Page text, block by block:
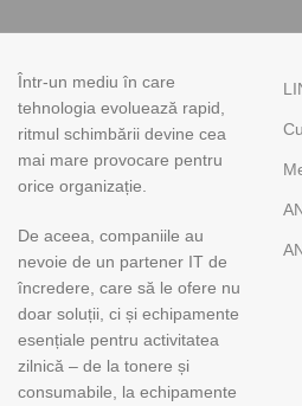
Într-un mediu în care
tehnologia evoluează rapid,
ritmul schimbării devine cea
mai mare provocare pentru
orice organizație.
De aceea, companiile au
nevoie de un partener IT de
încredere, care să le ofere nu
doar soluții, ci și echipamente
esențiale pentru activitatea
zilnică – de la tonere și
consumabile, la echipamente